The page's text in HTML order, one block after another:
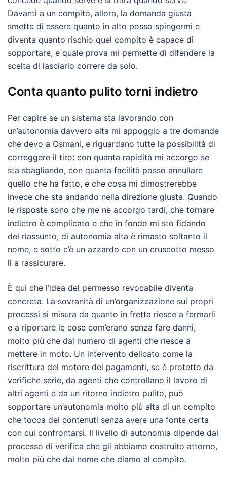
Davanti a un compito, allora, la domanda giusta
smette di essere quanto in alto posso spingermi e
diventa quanto rischio quel compito è capace di
sopportare, e quale prova mi permette di difendere la
scelta di lasciarlo correre da solo.
Conta quanto pulito torni indietro
Per capire se un sistema sta lavorando con
un’autonomia davvero alta mi appoggio a tre domande
che devo a Osmani, e riguardano tutte la possibilità di
correggere il tiro: con quanta rapidità mi accorgo se
sta sbagliando, con quanta facilità posso annullare
quello che ha fatto, e che cosa mi dimostrerebbe
invece che sta andando nella direzione giusta. Quando
le risposte sono che me ne accorgo tardi, che tornare
indietro è complicato e che in fondo mi sto fidando
del riassunto, di autonomia alta è rimasto soltanto il
nome, e sotto c’è un azzardo con un cruscotto messo
lì a rassicurare.
È qui che l’idea del permesso revocabile diventa
concreta. La sovranità di un’organizzazione sui propri
processi si misura da quanto in fretta riesce a fermarli
e a riportare le cose com’erano senza fare danni,
molto più che dal numero di agenti che riesce a
mettere in moto. Un intervento delicato come la
riscrittura del motore dei pagamenti, se è protetto da
verifiche serie, da agenti che controllano il lavoro di
altri agenti e da un ritorno indietro pulito, può
sopportare un’autonomia molto più alta di un compito
che tocca dei contenuti senza avere una fonte certa
con cui confrontarsi. Il livello di autonomia dipende dal
processo di verifica che gli abbiamo costruito attorno,
molto più che dal nome che diamo al compito.